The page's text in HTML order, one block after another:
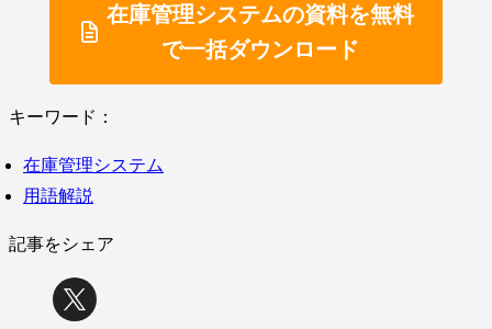
在庫管理システムの資料を無料
で一括ダウンロード
キーワード：
在庫管理システム
用語解説
記事をシェア